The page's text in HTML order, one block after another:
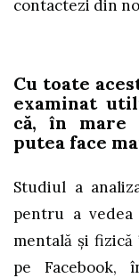
contactezi din
Cu toate
examinat
că, în mare
putea face
Studiul a
pentru a
mentală și
pe